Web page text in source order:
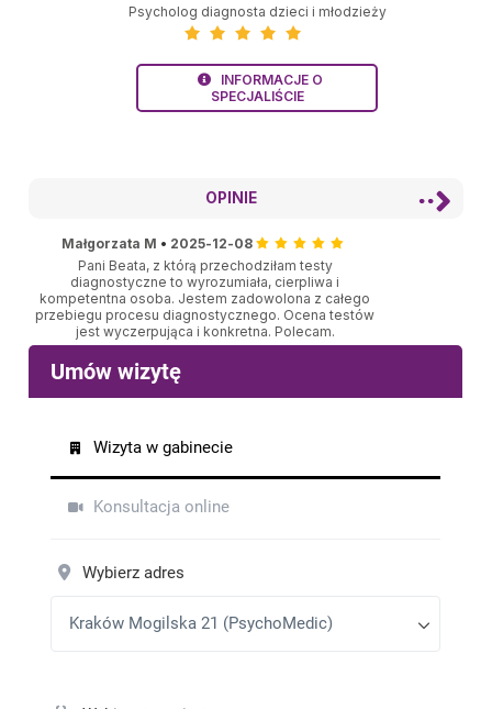
Psycholog diagnosta dzieci i młodzieży
INFORMACJE O
SPECJALIŚCIE
OPINIE
Małgorzata M • 2025-12-08
Pani Beata, z którą przechodziłam testy
diagnostyczne to wyrozumiała, cierpliwa i
kompetentna osoba. Jestem zadowolona z całego
przebiegu procesu diagnostycznego. Ocena testów
jest wyczerpująca i konkretna. Polecam.
Bożena•2025-11-06
budowaniu samoświadomości. Polecam!
Magdalena Socała•2025-06-30
Bardzo dobry i cierpliwy specjalista. Pani
Choroszewska diagnozowała naszą córeczkę,
Andrzej L.•2025-05-14
Bardzo profesjonalne podejście, ale też czuć szczere
zainteresowanie oraz chęć pomocy. Polecam!